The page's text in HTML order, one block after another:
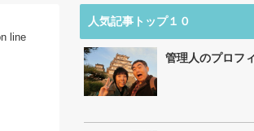
line
人気記事トップ１０
管理人のプロフ